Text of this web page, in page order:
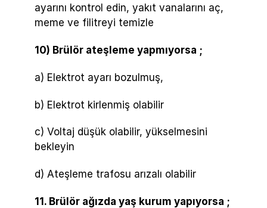
ayarını kontrol edin, yakıt vanalarını aç,
meme ve filitreyi temizle
10) Brülör ateşleme yapmıyorsa ;
a) Elektrot ayarı bozulmuş,
b) Elektrot kirlenmiş olabilir
c) Voltaj düşük olabilir, yükselmesini
bekleyin
d) Ateşleme trafosu arızalı olabilir
11. Brülör ağızda yaş kurum yapıyorsa ;